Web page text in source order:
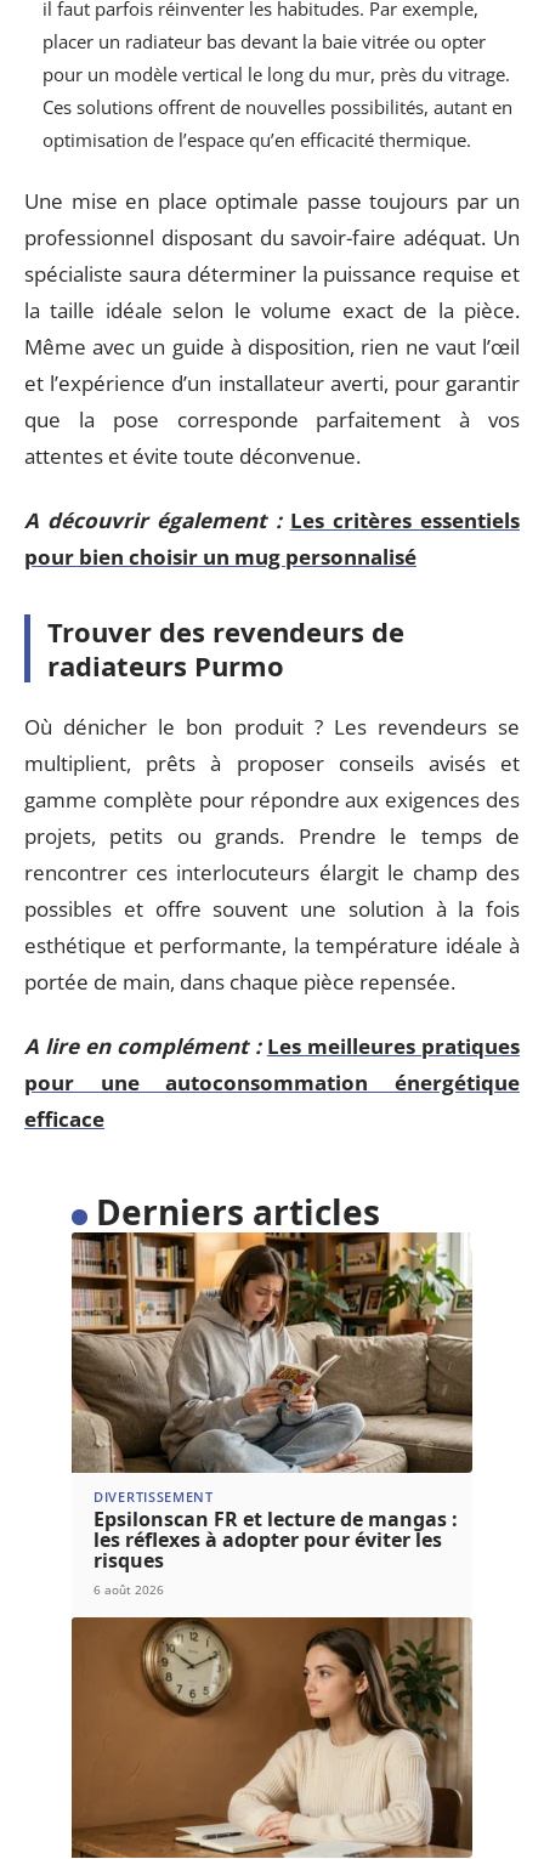
il faut parfois réinventer les habitudes. Par exemple,
placer un radiateur bas devant la baie vitrée ou opter
pour un modèle vertical le long du mur, près du vitrage.
Ces solutions offrent de nouvelles possibilités, autant en
optimisation de l’espace qu’en efficacité thermique.
Une mise en place optimale passe toujours par un
professionnel disposant du savoir-faire adéquat. Un
spécialiste saura déterminer la puissance requise et
la taille idéale selon le volume exact de la pièce.
Même avec un guide à disposition, rien ne vaut l’œil
et l’expérience d’un installateur averti, pour garantir
que la pose corresponde parfaitement à vos
attentes et évite toute déconvenue.
A découvrir également : Les critères essentiels
pour bien choisir un mug personnalisé
Trouver des revendeurs de
radiateurs Purmo
Où dénicher le bon produit ? Les revendeurs se
multiplient, prêts à proposer conseils avisés et
gamme complète pour répondre aux exigences des
projets, petits ou grands. Prendre le temps de
rencontrer ces interlocuteurs élargit le champ des
possibles et offre souvent une solution à la fois
esthétique et performante, la température idéale à
portée de main, dans chaque pièce repensée.
A lire en complément : Les meilleures pratiques
pour une autoconsommation énergétique
efficace
Derniers articles
DIVERTISSEMENT
Epsilonscan FR et lecture de mangas :
les réflexes à adopter pour éviter les
risques
6 août 2026